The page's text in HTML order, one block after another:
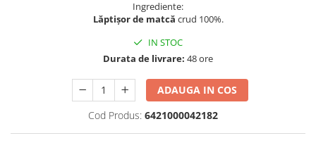
Ingrediente:
Lăptişor de matcă crud 100%.
IN STOC
Durata de livrare: 48 ore
ADAUGA IN COS
Cod Produs: 6421000042182